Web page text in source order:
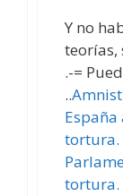
Y no
teorías,
.-=
..
España
tortura.
tortura.